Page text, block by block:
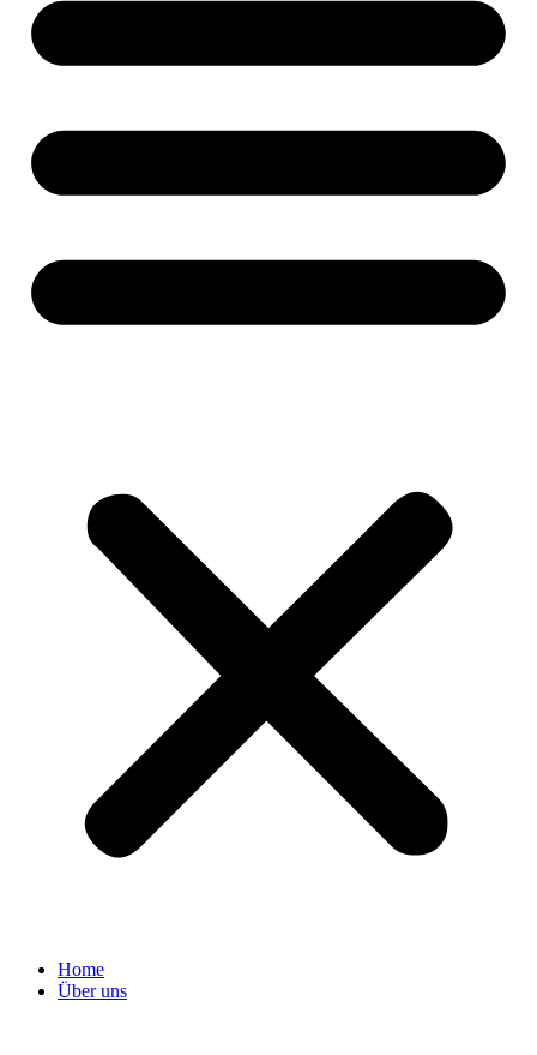
Home
Über uns